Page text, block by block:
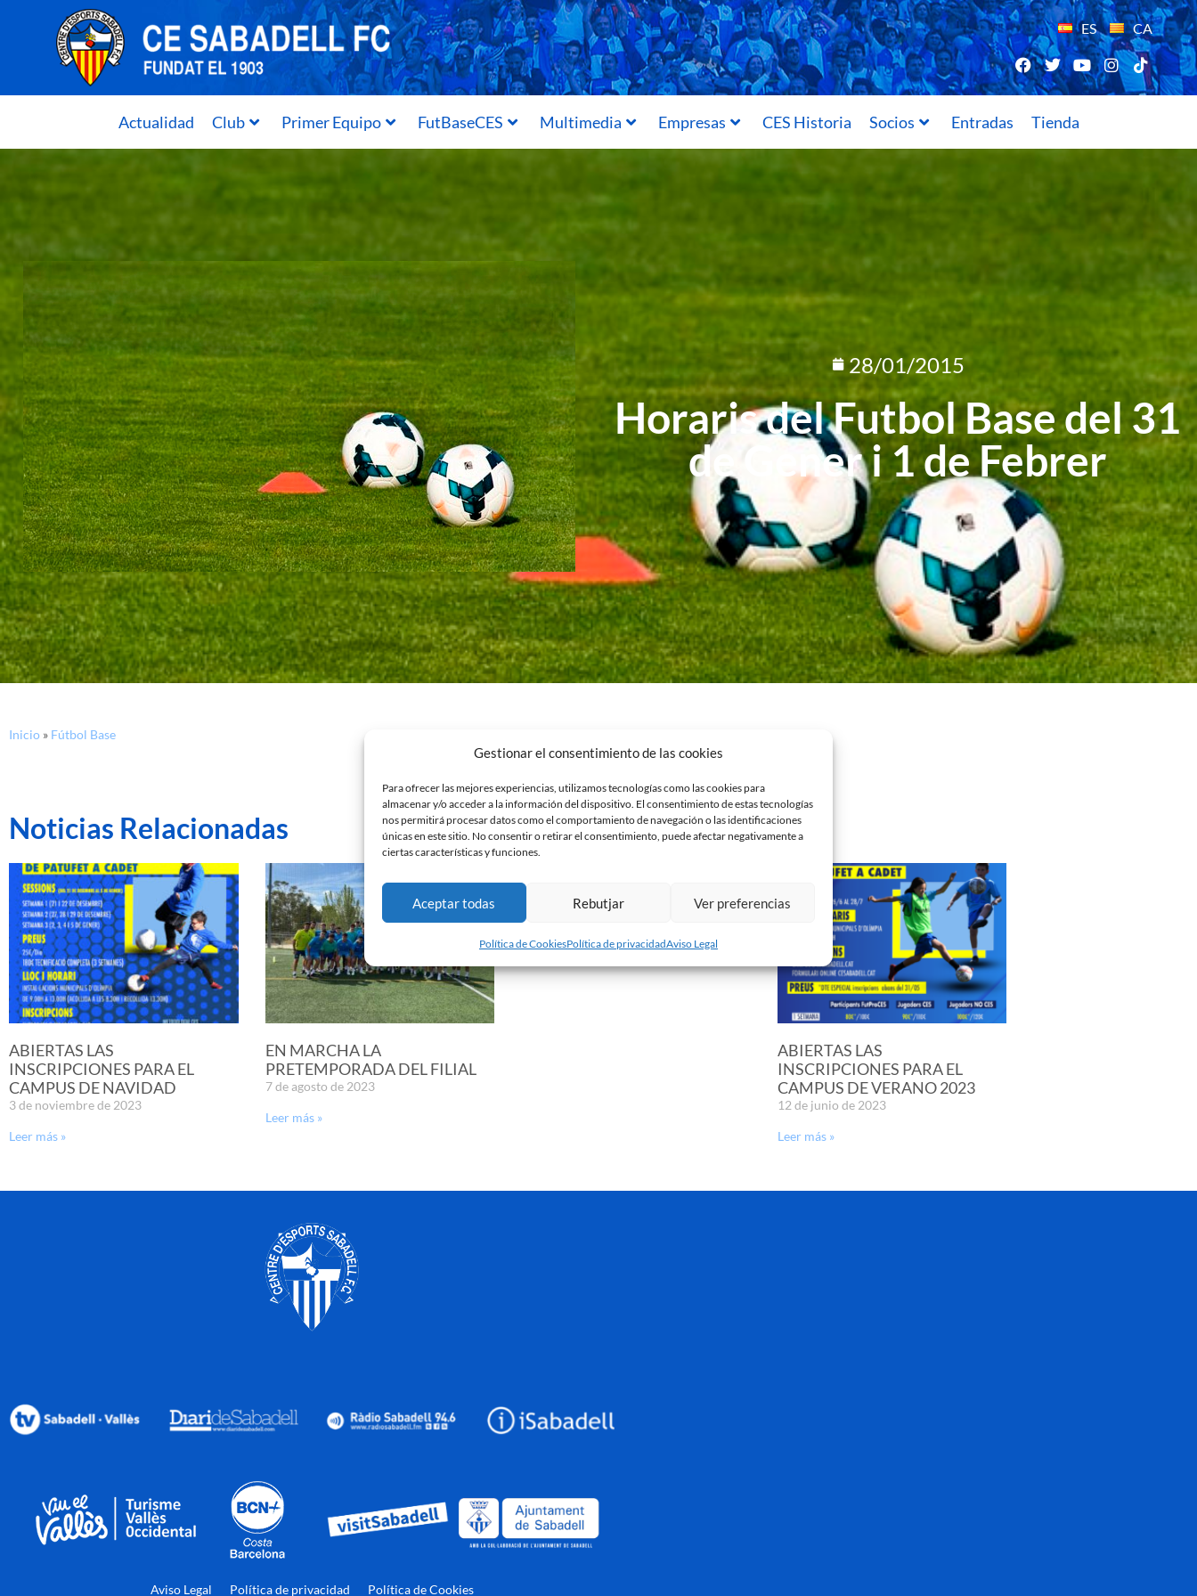
Gestionar el consentimiento de las cookies
Para ofrecer las mejores experiencias, utilizamos tecnologías como las cookies para
almacenar y/o acceder a la información del dispositivo. El consentimiento de estas tecnologías
nos permitirá procesar datos como el comportamiento de navegación o las identificaciones
únicas en este sitio. No consentir o retirar el consentimiento, puede afectar negativamente a
ciertas características y funciones.
Aceptar todas Rebutjar Ver preferencias
Política de CookiesPolítica de privacidadAviso Legal
ES CA
Actualidad Club Primer Equipo FutBaseCES Multimedia Empresas CES Historia Socios Entradas Tienda
28/01/2015
Horaris del Futbol Base del 31
de Gener i 1 de Febrer
Inicio » Fútbol Base
Noticias Relacionadas
ABIERTAS LAS
INSCRIPCIONES PARA EL
CAMPUS DE NAVIDAD
3 de noviembre de 2023
Leer más »
EN MARCHA LA
PRETEMPORADA DEL FILIAL
7 de agosto de 2023
Leer más »
PRETEMPORADA DEL JUVENIL
25 de julio de 2023
ABIERTAS LAS
INSCRIPCIONES PARA EL
CAMPUS DE VERANO 2023
12 de junio de 2023
Leer más »
Aviso Legal Política de privacidad Política de Cookies